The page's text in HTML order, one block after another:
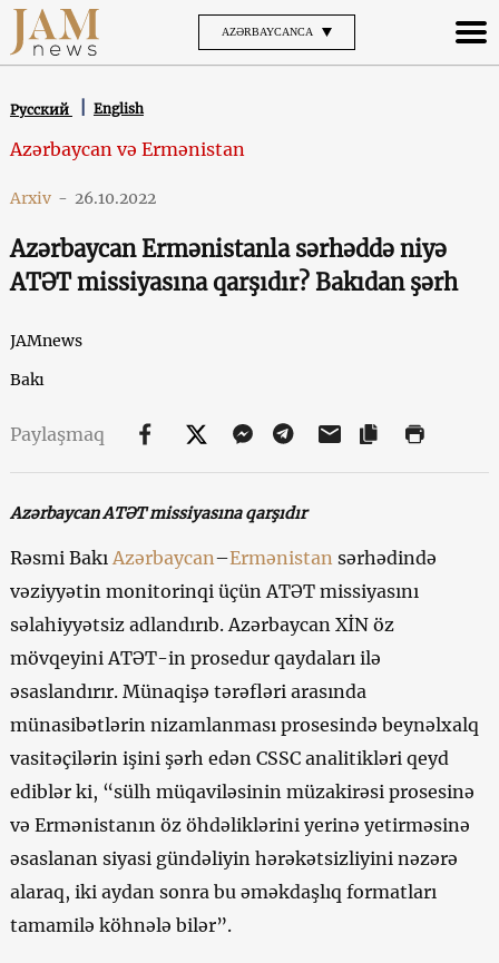
AZƏRBAYCANCA
Русский English
Azərbaycan və Ermənistan
Arxiv - 26.10.2022
Azərbaycan Ermənistanla sərhəddə niyə
ATƏT missiyasına qarşıdır? Bakıdan şərh
JAMnews
Bakı
Paylaşmaq
Azərbaycan ATƏT missiyasına qarşıdır
Rəsmi Bakı Azərbaycan–Ermənistan sərhədində
vəziyyətin monitorinqi üçün ATƏT missiyasını
səlahiyyətsiz adlandırıb. Azərbaycan XİN öz
mövqeyini ATƏT-in prosedur qaydaları ilə
əsaslandırır. Münaqişə tərəfləri arasında
münasibətlərin nizamlanması prosesində beynəlxalq
vasitəçilərin işini şərh edən CSSC analitikləri qeyd
ediblər ki, “sülh müqaviləsinin müzakirəsi prosesinə
və Ermənistanın öz öhdəliklərini yerinə yetirməsinə
əsaslanan siyasi gündəliyin hərəkətsizliyini nəzərə
alaraq, iki aydan sonra bu əməkdaşlıq formatları
tamamilə köhnələ bilər”.